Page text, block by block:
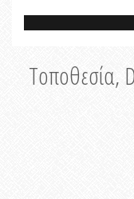
Τοποθεσία,